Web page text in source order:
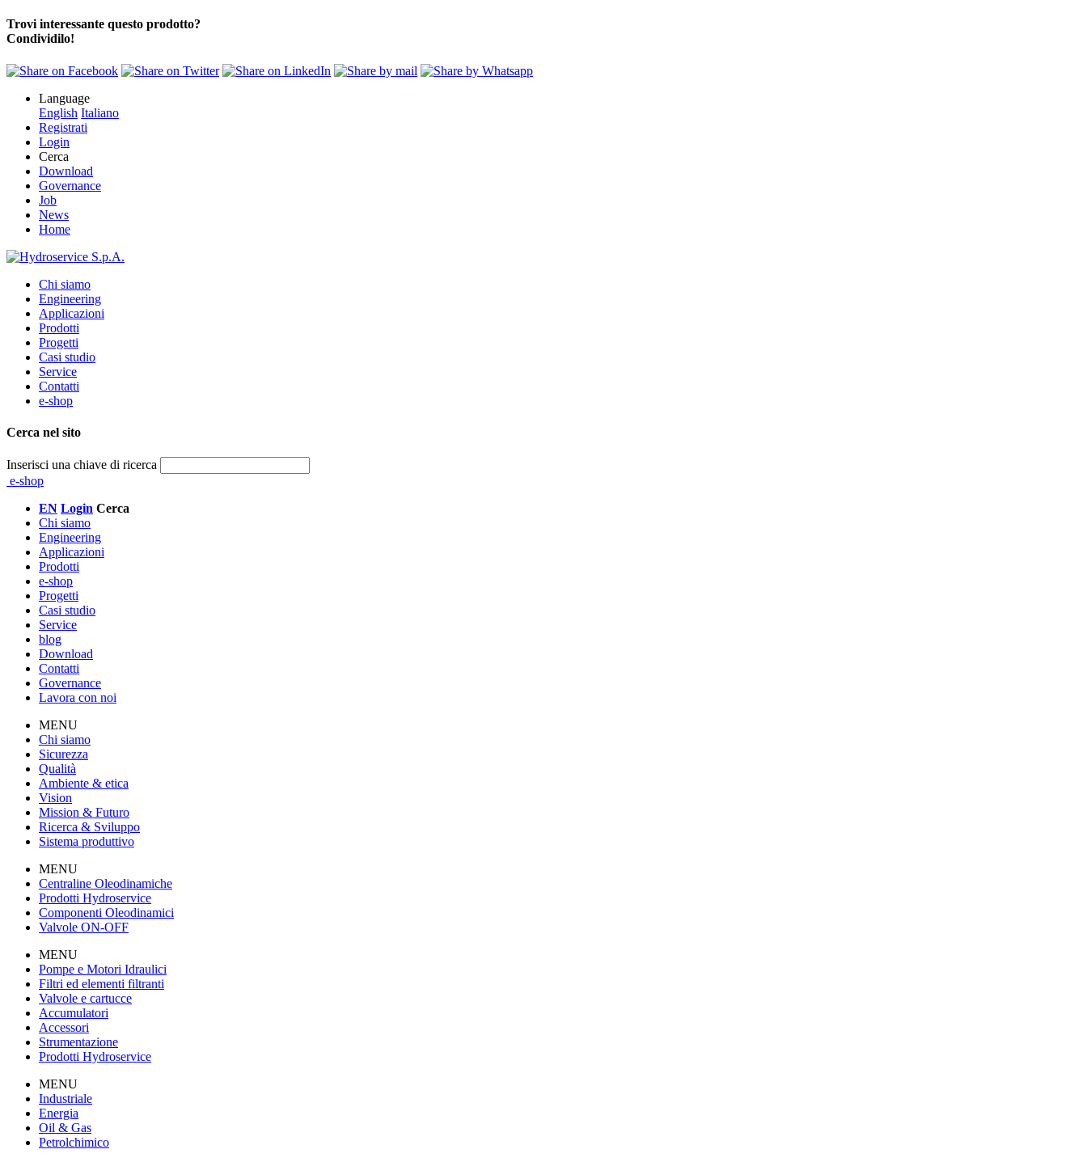
Trovi interessante questo prodotto?
Condividilo!
Language
English Italiano
Registrati
Login
Cerca
Download
Governance
Job
News
Home
Chi siamo
Engineering
Applicazioni
Prodotti
Progetti
Casi studio
Service
Contatti
e-shop
Cerca nel sito
Inserisci una chiave di ricerca
e-shop
EN Login Cerca
Chi siamo
Engineering
Applicazioni
Prodotti
e-shop
Progetti
Casi studio
Service
blog
Download
Contatti
Governance
Lavora con noi
MENU
Chi siamo
Sicurezza
Qualità
Ambiente & etica
Vision
Mission & Futuro
Ricerca & Sviluppo
Sistema produttivo
MENU
Centraline Oleodinamiche
Prodotti Hydroservice
Componenti Oleodinamici
Valvole ON-OFF
MENU
Pompe e Motori Idraulici
Filtri ed elementi filtranti
Valvole e cartucce
Accumulatori
Accessori
Strumentazione
Prodotti Hydroservice
MENU
Industriale
Energia
Oil & Gas
Petrolchimico